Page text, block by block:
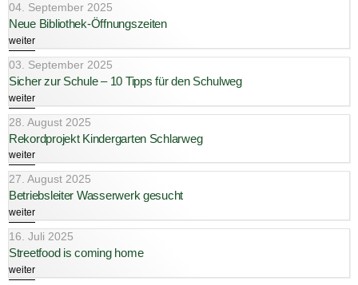
04. September 2025
Neue Bibliothek-Öffnungszeiten
weiter
03. September 2025
Sicher zur Schule – 10 Tipps für den Schulweg
weiter
28. August 2025
Rekordprojekt Kindergarten Schlarweg
weiter
27. August 2025
Betriebsleiter Wasserwerk gesucht
weiter
16. Juli 2025
Streetfood is coming home
weiter